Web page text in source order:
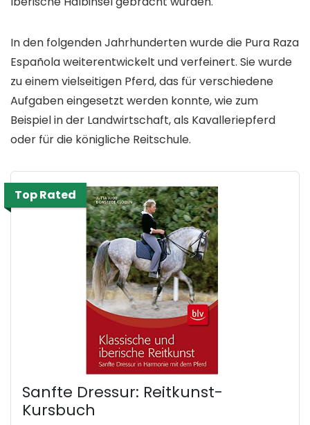
In den folgenden Jahrhunderten wurde die Pura Raza
Española weiterentwickelt und verfeinert. Sie wurde
zu einem vielseitigen Pferd, das für verschiedene
Aufgaben eingesetzt werden konnte, wie zum
Beispiel in der Landwirtschaft, als Kavalleriepferd
oder für die königliche Reitschule.
Top Rated
Sanfte Dressur: Reitkunst-
Kursbuch